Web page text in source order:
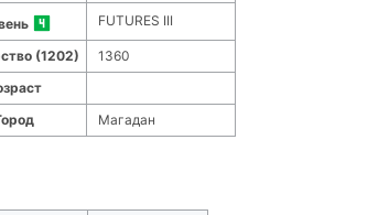
FUTURES III
(1202)
1360
Магадан